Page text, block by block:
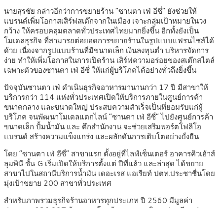
นายสุรชัย กล่าวอีกว่าการขยายร้าน “ซานตา เฟ่ อีซี่” ยังช่วยให้
แบรนด์เพิ่มโอกาสเสิร์ฟสเต๊กจากในเมือง เจาะกลุ่มเป้าหมายในวง
กว้าง ให้ครอบคลุมตลาดทั่วประเทศไทยมากยิ่งขึ้น อีกทั้งยังเป็น
โมเดลธุรกิจ ที่สามารถต่อยอดการขยายร้านในรูปแบบแฟรนไชส์ได้
ด้วย เนื่องจากรูปแบบร้านที่มีขนาดเล็ก เงินลงทุนต่ำ บริหารจัดการ
ง่าย ทำให้เพิ่มโอกาสในการเปิดร้าน เสิร์ฟความอร่อยของสเต๊กสไตล์
เฉพาะตัวของซานตา เฟ่ อีซี่ ให้แก่ผู้บริโภคได้อย่างทั่วถึงยิ่งขึ้น
ปัจจุบันซานตา เฟ่ ดำเนินธุรกิจอาหารมานานกว่า 17 ปี มีสาขาให้
บริการกว่า 114 แห่งทั่วประเทศเปิดให้บริการภายในศูนย์การค้า
ขนาดกลาง และขนาดใหญ่ ประสบความสำเร็จเป็นที่ยอมรับแก่ผู้
บริโภค จนพัฒนาโมเดลแตกไลน์ “ซานตา เฟ่ อีซี่” ไปยังศูนย์การค้า
ขนาดเล็ก ปั้มน้ำมัน และ ตึกสำนักงาน จะช่วยเสริมพอร์ตโฟลิโอ
แบรนด์ สร้างความแข็งแกร่ง และผลักดันการเติบโตอย่างยั่งยืน
โดย “ซานตา เฟ่ อีซี่” สาขาแรก ตั้งอยู่ที่ไลฟ์เซ็นเตอร์ อาคารคิวเฮ้าส์
ลุมพินี ชั้น G เริ่มเปิดให้บริการตั้งแต่ ปีที่แล้ว และล่าสุด ได้ขยาย
สาขาไปในสถานีบริการน้ำมัน เดอะเรส แอเรียท์ ปตท.ประชาชื่นโดย
มุ่งเป้าขยาย 200 สาขาทั่วประเทศ
สำหรับภาพรวมธุรกิจร้านอาหารทุกประเภท ปี 2560 มีมูลค่า